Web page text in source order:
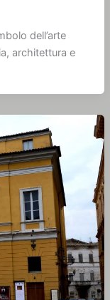
dell’arte
architettura e